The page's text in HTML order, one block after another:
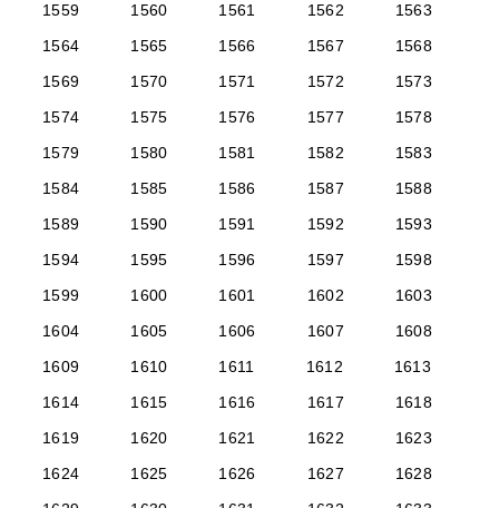
1559
1560 1561 1562
1563
1564
1565 1566 1567
1568
1569
1570 1571 1572
1573
1574
1575 1576 1577
1578
1579
1580 1581 1582
1583
1584
1585 1586 1587
1588
1589
1590 1591 1592
1593
1594
1595 1596 1597
1598
1599
1600 1601 1602
1603
1604
1605 1606 1607
1608
1609
1610 1611 1612
1613
1614
1615 1616 1617
1618
1619
1620 1621 1622
1623
1624
1625 1626 1627
1628